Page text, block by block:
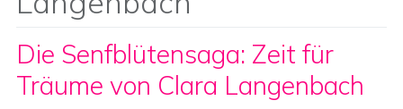
Die Senfblütensaga: Zeit für
Träume von Clara Langenbach